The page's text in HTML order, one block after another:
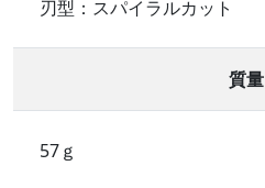
刃型：スパイラルカット
質量
57ｇ